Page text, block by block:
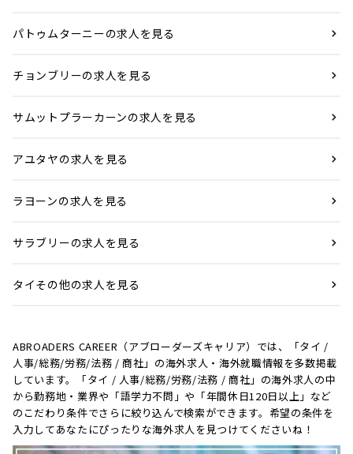
パトゥムターニーの求人を見る
チョンブリーの求人を見る
サムットプラーカーンの求人を見る
アユタヤの求人を見る
ラヨーンの求人を見る
サラブリーの求人を見る
タイその他の求人を見る
ABROADERS CAREER（アブローダーズキャリア）では、「タイ /
人事/総務/労務/法務 / 商社」の海外求人・海外就職情報を多数掲載
しています。「タイ / 人事/総務/労務/法務 / 商社」の海外求人の中
から勤務地・業界や「語学力不問」や「年間休日120日以上」など
のこだわり条件でさらに絞り込んで検索ができます。希望の条件を
入力してあなたにぴったりな海外求人を見つけてくださいね！